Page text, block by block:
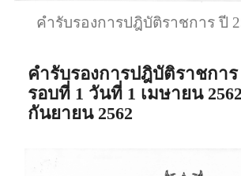
คำรับรองการปฎิบัติราชการ ปี
คำรับรองการปฎิบัติราชการ
รอบที่ 1 วันที่ 1 เมษายน
กันยายน 2562